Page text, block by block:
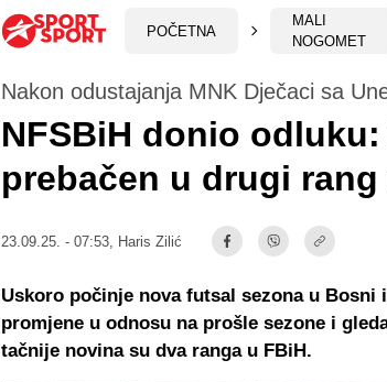
POČETNA
MALI
NOGOMET
Nakon odustajanja MNK Dječaci sa
NFSBiH donio
prebačen u drugi
23.09.25. - 07:53, Haris Zilić
Uskoro počinje nova futsal sezona u Bosni
promjene u odnosu na prošle sezone i
tačnije novina su dva ranga u FBiH.